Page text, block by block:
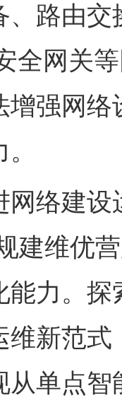
、路由
全网关
增强网
建设
建维优
能力。
维新范
从单点